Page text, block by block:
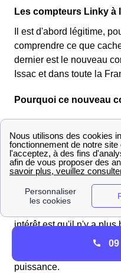
Les compteurs Linky à
Il est d'abord légitime,
comprendre ce que
dernier est le nouveau
Issac et dans toute la
Pourquoi ce nouveau
intelligent afin
faites par les Issacois et
de connaître en temps
logements dans le
permet, à Issac (24400),
reprenant exactement
intérêt est qu'il n'y a
technicien Enedis
puissance.
09